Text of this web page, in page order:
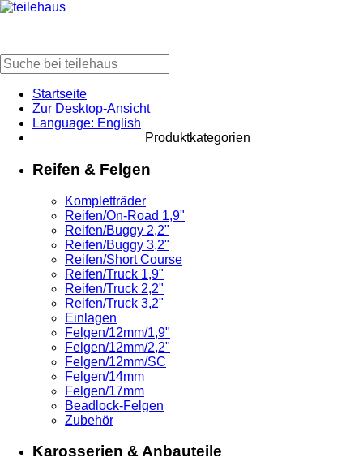
Startseite
Zur Desktop-Ansicht
Language: English
Produktkategorien
Reifen & Felgen
Kompletträder
Reifen/On-Road 1,9"
Reifen/Buggy 2,2"
Reifen/Buggy 3,2"
Reifen/Short Course
Reifen/Truck 1,9"
Reifen/Truck 2,2"
Reifen/Truck 3,2"
Einlagen
Felgen/12mm/1,9"
Felgen/12mm/2,2"
Felgen/12mm/SC
Felgen/14mm
Felgen/17mm
Beadlock-Felgen
Zubehör
Karosserien & Anbauteile